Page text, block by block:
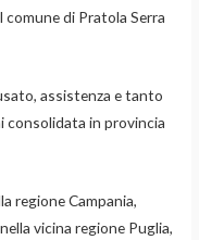
comune di Pratola Serra
assistenza e tanto
consolidata in provincia
regione Campania,
vicina regione Puglia,